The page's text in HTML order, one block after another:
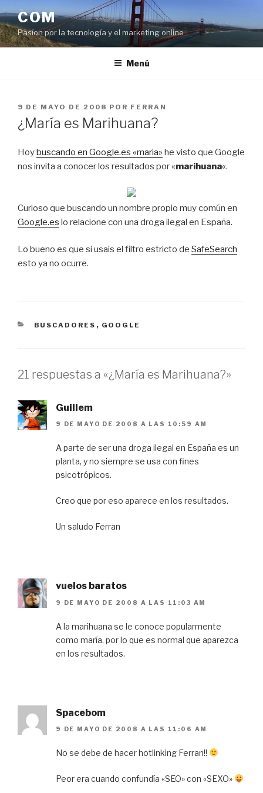
al
contenido
COM
Pasíon por la tecnología y el marketing online
Menú
PUBLICADO
EL
9 DE MAYO DE 2008 POR FERRAN
¿María es Marihuana?
Hoybuscando en Google.es «maria» he visto que Google
nos invita a conocer los resultados por «marihuana«.
Curioso que buscando un nombre propio muy común en
Google.es lo relacione con una droga ilegal en España.
Lo bueno es que si usais el filtro estricto de SafeSearch
esto ya no ocurre.
CATEGORÍAS
BUSCADORES , GOOGLE
21 respuestas a «¿María es Marihuana?»
Guillem
9 DE MAYO DE 2008 A LAS 10:59 AM
A parte de ser una droga ilegal en España es un
planta, y no siempre se usa con fines
psicotrópicos.
Creo que por eso aparece en los resultados.
Un saludo Ferran
vuelos baratos
9 DE MAYO DE 2008 A LAS 11:03 AM
A la marihuana se le conoce popularmente
como maría, por lo que es normal que aparezca
en los resultados.
Spacebom
9 DE MAYO DE 2008 A LAS 11:06 AM
No se debe de hacer hotlinking Ferran!!
Peor era cuando confundía «SEO» con «SEXO»